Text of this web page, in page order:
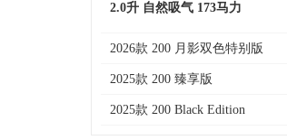
2.0升 自然吸气 173马力
2026款 200 月影双色特别版
2025款 200 臻享版
2025款 200 Black Edition